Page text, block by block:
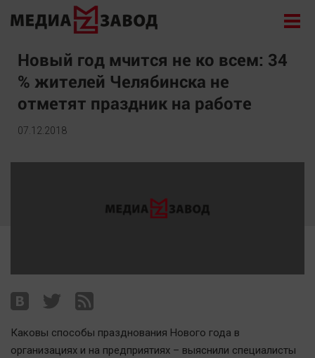
Новости
Экономика
Происшествия
Общество
Архив
Наша победа
Общество
Новый год мчится не ко всем: 34
% жителей Челябинска не
отметят праздник на работе
07.12.2018
Каковы способы празднования Нового года в
организациях и на предприятиях – выяснили специалисты